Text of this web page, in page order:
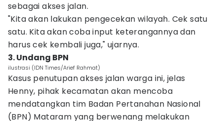
sebagai akses jalan.
"Kita akan lakukan pengecekan wilayah. Cek satu
satu. Kita akan coba input keterangannya dan
harus cek kembali juga," ujarnya.
3. Undang BPN
ilustrasi (IDN Times/Arief Rahmat)
Kasus penutupan akses jalan warga ini, jelas
Henny, pihak kecamatan akan mencoba
mendatangkan tim Badan Pertanahan Nasional
(BPN) Mataram yang berwenang melakukan